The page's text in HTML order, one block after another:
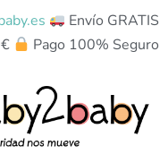
Envío GRATIS
Pago 100% Seguro